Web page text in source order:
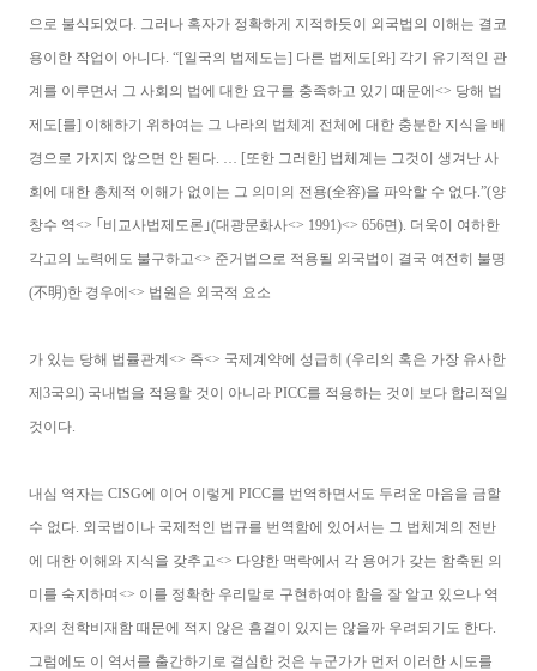
으로 불식되었다. 그러나 혹자가 정확하게 지적하듯이 외국법의 이해는 결코
용이한 작업이 아니다. “[일국의 법제도는] 다른 법제도[와] 각기 유기적인 관
계를 이루면서 그 사회의 법에 대한 요구를 충족하고 있기 때문에<> 당해 법
제도[를] 이해하기 위하여는 그 나라의 법체계 전체에 대한 충분한 지식을 배
경으로 가지지 않으면 안 된다. … [또한 그러한] 법체계는 그것이 생겨난 사
회에 대한 총체적 이해가 없이는 그 의미의 전용(全容)을 파악할 수 없다.”(양
창수 역<> ｢비교사법제도론｣(대광문화사<> 1991)<> 656면). 더욱이 여하한
각고의 노력에도 불구하고<> 준거법으로 적용될 외국법이 결국 여전히 불명
(不明)한 경우에<> 법원은 외국적 요소
가 있는 당해 법률관계<> 즉<> 국제계약에 성급히 (우리의 혹은 가장 유사한
제3국의) 국내법을 적용할 것이 아니라 PICC를 적용하는 것이 보다 합리적일
것이다.
내심 역자는 CISG에 이어 이렇게 PICC를 번역하면서도 두려운 마음을 금할
수 없다. 외국법이나 국제적인 법규를 번역함에 있어서는 그 법체계의 전반
에 대한 이해와 지식을 갖추고<> 다양한 맥락에서 각 용어가 갖는 함축된 의
미를 숙지하며<> 이를 정확한 우리말로 구현하여야 함을 잘 알고 있으나 역
자의 천학비재함 때문에 적지 않은 흠결이 있지는 않을까 우려되기도 한다.
그럼에도 이 역서를 출간하기로 결심한 것은 누군가가 먼저 이러한 시도를